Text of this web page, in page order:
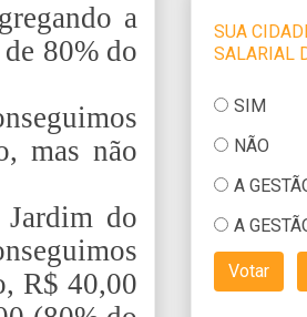
a
80% do
mas não
do
R$ 40,00